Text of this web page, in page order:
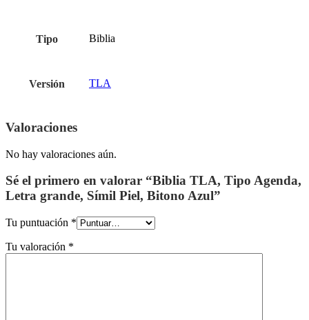
Tipo Biblia
Versión TLA
Valoraciones
No hay valoraciones aún.
Sé el primero en valorar “Biblia TLA, Tipo Agenda,
Letra grande, Símil Piel, Bitono Azul”
Tu puntuación *
Tu valoración *